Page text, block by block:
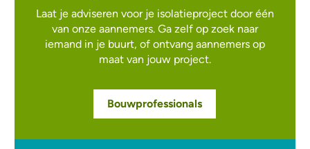
Laat je adviseren voor je isolatieproject door één
van onze aannemers. Ga zelf op zoek naar
iemand in je buurt, of ontvang aannemers op
maat van jouw project.
Bouwprofessionals